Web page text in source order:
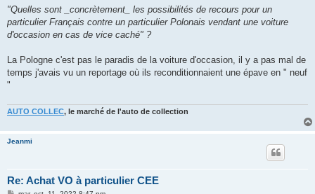
"Quelles sont _concrètement_ les possibilités de recours pour un
particulier Français contre un particulier Polonais vendant une voiture
d'occasion en cas de vice caché" ?
La Pologne c'est pas le paradis de la voiture d'occasion, il y a pas mal de
temps j'avais vu un reportage où ils reconditionnaient une épave en " neuf
"
AUTO COLLEC, le marché de l'auto de collection
Jeanmi
Re: Achat VO à particulier CEE